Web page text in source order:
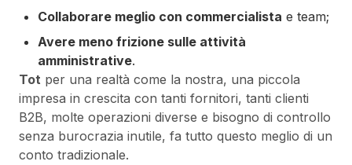
Collaborare meglio con commercialista e team;
Avere meno frizione sulle attività
amministrative.
Tot per una realtà come la nostra, una piccola
impresa in crescita con tanti fornitori, tanti clienti
B2B, molte operazioni diverse e bisogno di controllo
senza burocrazia inutile, fa tutto questo meglio di un
conto tradizionale.